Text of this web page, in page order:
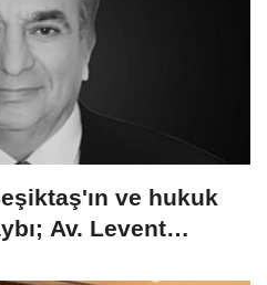
ve hukuk
Av. Levent